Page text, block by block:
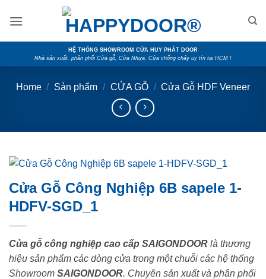
HỆ THỐNG SHOWROOM CỬA HUY PHÁT DOOR
Nhà sản xuất, phân phối Cửa gỗ, Cửa Nhựa, Cửa chống cháy uy tín tại HCM !
Home / Sản phẩm / CỬA GỖ / Cửa Gỗ HDF Veneer
Cửa Gỗ Công Nghiệp 6B sapele 1-
HDFV-SGD_1
Cửa gỗ công nghiệp cao cấp SAIGONDOOR là thương
hiệu sản phẩm các dòng cửa trong một chuỗi các hệ thống
Showroom SAIGONDOOR. Chuyên sản xuất và phân phối